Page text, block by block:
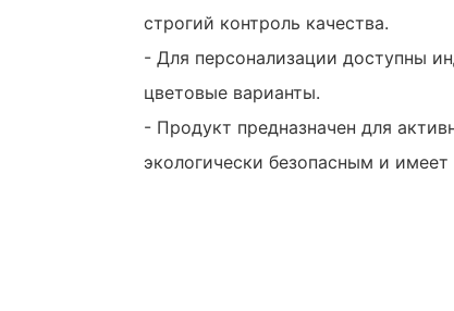
строгий контроль качества.
- Для персонализации доступны
цветовые варианты.
- Продукт предназначен для
экологически безопасным и имеет